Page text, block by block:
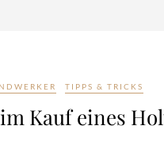
TIPPS & TRICKS
Kauf eines